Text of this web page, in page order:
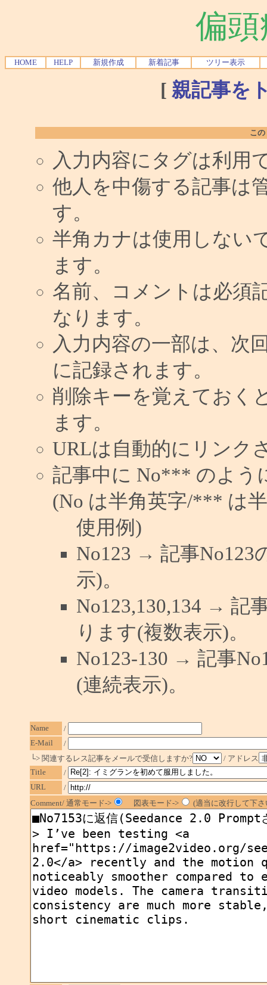
偏
HOME HELP 新規作成 新着記事 ツリー表示
[ 親記事を
こ
入力内容にタグは利用
他人を中傷する記事は
す。
半角カナは使用しない
ます。
名前、コメントは必須
なります。
入力内容の一部は、次
に記録されます。
削除キーを覚えておく
ます。
URLは自動的にリンク
記事中に No*** のよう
(No は半角英字/*** は
使用例)
No123 → 記事No123
示)。
No123,130,134 → 記
ります(複数表示)。
No123-130 → 記事
(連続表示)。
Name
/
E-Mail
/
└> 関連するレス記事をメールで受信しますか?
/ アドレス
Title
/
URL
/
Comment/ 通常モード->
図表モード-> (適当に改行して下